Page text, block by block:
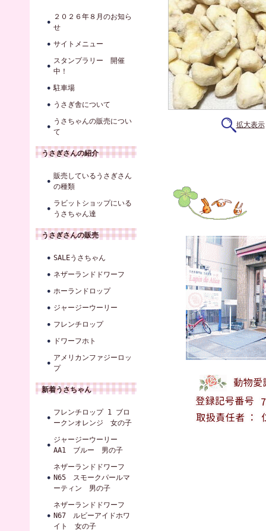
２０２６年８月のお知ら
せ
サイトメニュー
スタンプラリー 開催
中！
駐車場
うさぎ舎について
うさちゃんの販売につい
て
うさぎさんの紹介
販売しているうさぎさん
の種類
ラビットショップにいる
うさちゃん達
うさぎさんの販売
SALEうさちゃん
ネザーランドドワーフ
ホーランドロップ
ジャージーウーリー
フレンチロップ
ドワーフホト
アメリカンファジーロッ
プ
新着うさちゃん
フレンチロップ 1 ブロ
ークンオレンジ 女の子
ジャージーウーリー
AA1 ブルー 男の子
ネザーランドドワーフ
N65 スモークパールマ
ーティン 男の子
ネザーランドドワーフ
N67 ルビーアイドホワ
イト 女の子
拡大表示